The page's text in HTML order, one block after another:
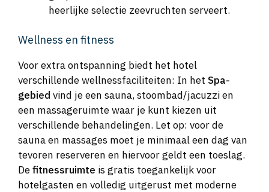
heerlijke selectie zeevruchten serveert.
Wellness en fitness
Voor extra ontspanning biedt het hotel
verschillende wellnessfaciliteiten: In het Spa-
gebied vind je een sauna, stoombad/jacuzzi en
een massageruimte waar je kunt kiezen uit
verschillende behandelingen. Let op: voor de
sauna en massages moet je minimaal een dag van
tevoren reserveren en hiervoor geldt een toeslag.
Defitnessruimte is gratis toegankelijk voor
hotelgasten en volledig uitgerust met moderne